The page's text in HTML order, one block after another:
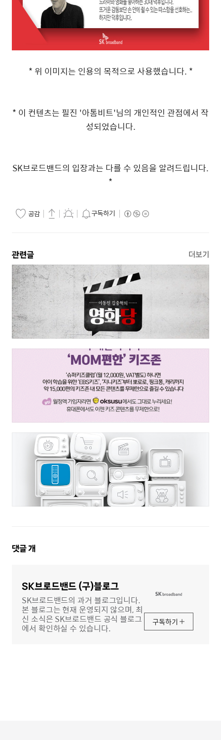
* 위 이미지는 인용의 목적으로 사용했습니다. *
* 이 컨텐츠는 필진 '아톰비트'님의 개인적인 관점에서 작
성되었습니다.
SK브로드밴드의 입장과는 다를 수 있음을 알려드립니다.
*
공감 구독하기
관련글 더보기
댓
댓글개
SK브로드밴드 (구)블로그
SK브로드밴드의 과거 블로그입니다.
본 블로그는 현재 운영되지 않으며, 최
신 소식은 SK브로드밴드 공식 블로그
에서 확인하실 수 있습니다.
구독하기